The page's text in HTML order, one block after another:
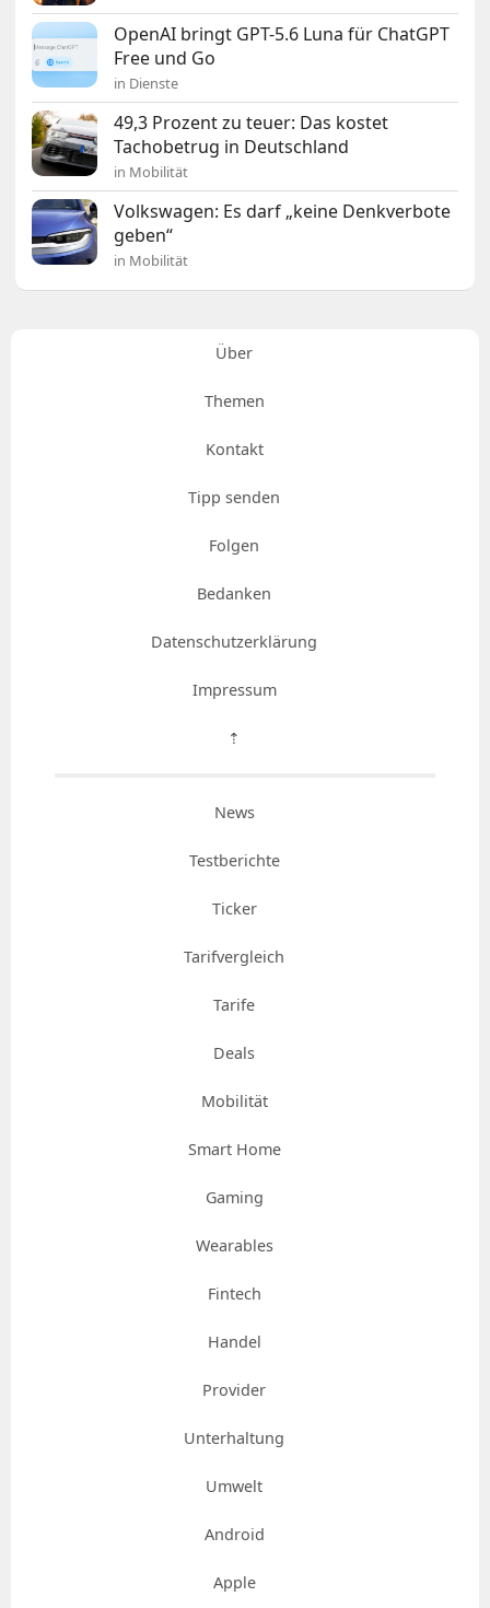
OpenAI bringt GPT-5.6 Luna für ChatGPT
Free und Go
in Dienste
49,3 Prozent zu teuer: Das kostet
Tachobetrug in Deutschland
in Mobilität
Volkswagen: Es darf „keine Denkverbote
geben“
in Mobilität
Über
Themen
Kontakt
Tipp senden
Folgen
Bedanken
Datenschutzerklärung
Impressum
⇡
News
Testberichte
Ticker
Tarifvergleich
Tarife
Deals
Mobilität
Smart Home
Gaming
Wearables
Fintech
Handel
Provider
Unterhaltung
Umwelt
Android
Apple